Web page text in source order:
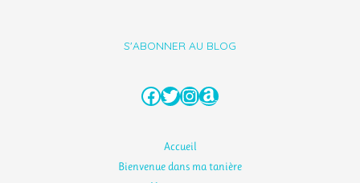
S'ABONNER AU BLOG
Facebook
Twitter
Instagram
Amazon
Accueil
Bienvenue dans ma tanière